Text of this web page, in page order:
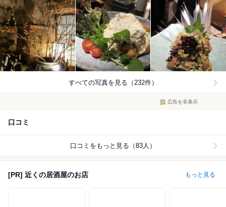
すべての写真を見る（232件）
広告を非表示
口コミ
口コミをもっと見る（83人）
[PR] 近くの居酒屋のお店 もっと見る